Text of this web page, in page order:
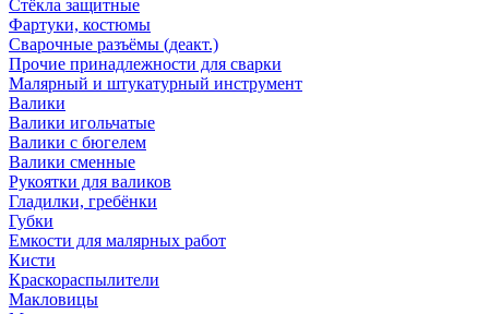
Стёкла защитные
Фартуки, костюмы
Сварочные разъёмы (деакт.)
Прочие принадлежности для сварки
Малярный и штукатурный инструмент
Валики
Валики игольчатые
Валики с бюгелем
Валики сменные
Рукоятки для валиков
Гладилки, гребёнки
Губки
Емкости для малярных работ
Кисти
Краскораспылители
Макловицы